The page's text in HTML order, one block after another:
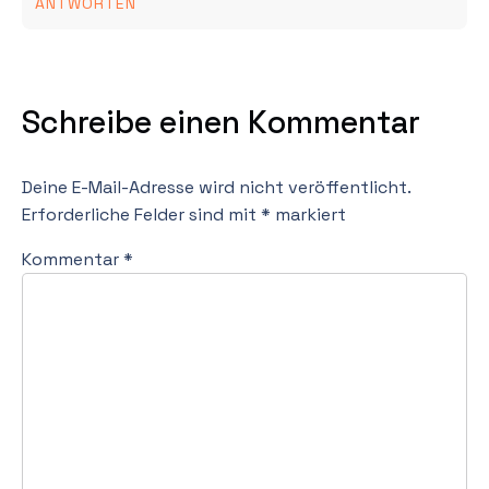
Schreibe einen Kommentar
Deine E-Mail-Adresse wird nicht veröffentlicht.
Erforderliche Felder sind mit * markiert
Kommentar*